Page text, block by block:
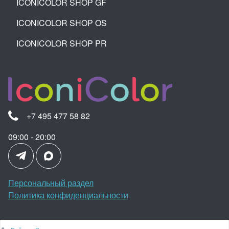
C
61
Допускаются отклонения в 5% от указанных параметров
по размеру и цвету
ICONICOLOR SHOP OS
ICONICOLOR SHOP PR
+7 495 477 58 82
09:00 - 20:00
Персональный раздел
Политика конфиденциальности